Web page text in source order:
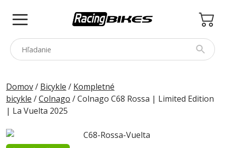
PINARELLO
BOTTECCHIA
Domov/ Bicykle / Kompletné
bicykle /Colnago / Colnago C68 Rossa | Limited Edition
| La Vuelta 2025